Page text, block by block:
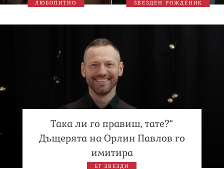
ЛЮБОПИТНО ЗВЕЗДЕН РОЖДЕНИК
Така ли го правиш, тате?“
Дъщерята на Орлин Павлов го
имитира
БГ ЗВЕЗДИ